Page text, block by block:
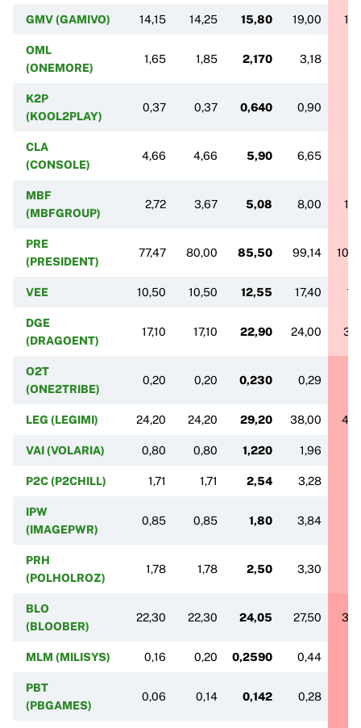
GMV (GAMIVO) 14,15 14,25 15,80 19,00
OML
(ONEMORE)
1,65 1,85 2,170 3,18
K2P
(KOOL2PLAY)
0,37 0,37 0,640 0,90
CLA
(CONSOLE)
4,66 4,66 5,90 6,65
MBF
(MBFGROUP)
2,72 3,67 5,08 8,00
PRE
(PRESIDENT)
77,47 80,00 85,50 99,14
VEE 10,50 10,50 12,55 17,40
DGE
(DRAGOENT)
17,10 17,10 22,90 24,00
O2T
(ONE2TRIBE)
0,20 0,20 0,230 0,29
LEG (LEGIMI) 24,20 24,20 29,20 38,00
VAI (VOLARIA) 0,80 0,80 1,220 1,96
P2C (P2CHILL) 1,71 1,71 2,54 3,28
IPW
(IMAGEPWR)
0,85 0,85 1,80 3,84
PRH
(POLHOLROZ)
1,78 1,78 2,50 3,30
BLO
(BLOOBER)
22,30 22,30 24,05 27,50
MLM (MILISYS) 0,16 0,20 0,2590 0,44
PBT
(PBGAMES)
0,06 0,14 0,142 0,28